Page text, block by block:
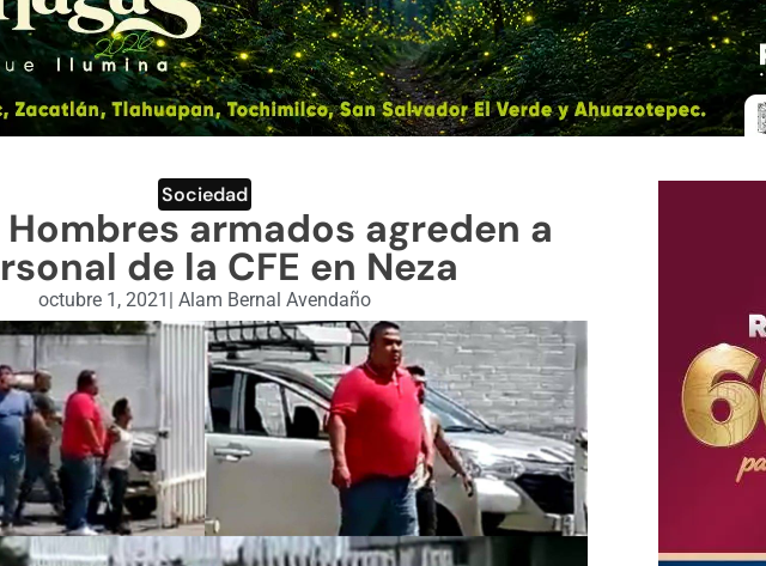
Sociedad
armados agreden a
de la CFE en Neza
octubre 1, 2021 Alam Bernal Avendaño